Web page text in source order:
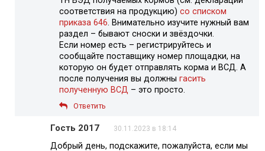
соответствия на продукцию) со списком
приказа 646 . Внимательно изучите нужный вам
раздел – бывают сноски и звёздочки.
Если номер есть – регистрируйтесь и
сообщайте поставщику номер площадки, на
которую он будет отправлять корма и ВСД. А
после получения вы должны гасить
полученную ВСД – это просто.
Ответить
Гость 2017 30.11.2023 в 18:14
Добрый день, подскажите, пожалуйста, если мы